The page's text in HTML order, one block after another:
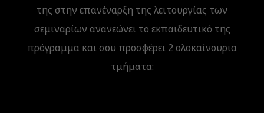
της στην επανέναρξη της λειτουργίας των
σεμιναρίων ανανεώνει το εκπαιδευτικό της
πρόγραμμα και σου προσφέρει 2 ολοκαίνουρια
τμήματα: